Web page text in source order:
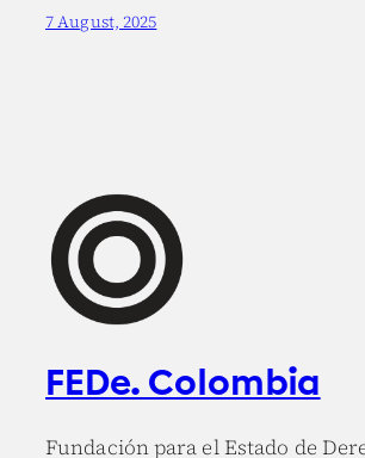
7 August, 2025
FEDe. Colombia
Fundación para el Estado de